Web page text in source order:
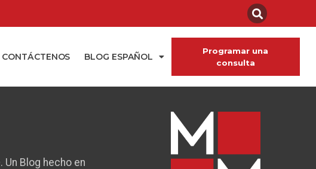
CONTÁCTENOS BLOG ESPAÑOL
Programar una
consulta
Blog hecho en